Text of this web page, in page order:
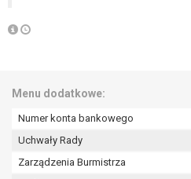
Menu dodatkowe:
Numer konta bankowego
Uchwały Rady
Zarządzenia Burmistrza
Z przyczyn
szczególną
że wykaże on